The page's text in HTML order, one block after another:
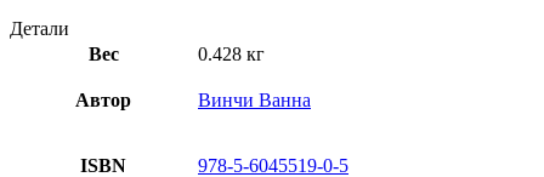
Детали
Вес
0.428 кг
Автор Винчи Ванна
ISBN 978-5-6045519-0-5